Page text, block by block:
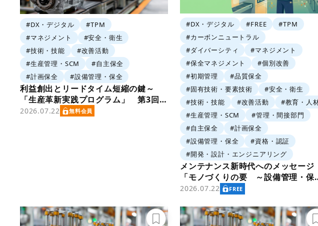
#DX・デジタル
#TPM
#マネジメント
#安全・衛生
#技術・技能
#改善活動
#生産管理・SCM
#自主保全
#計画保全
#設備管理・保全
利益創出とリードタイム短縮の鍵～
「生産革新実践プログラム」 第3回
「生産革新の実⾏フロー」
2026.07.22 無料会員
#DX・デジタル #FREE
#TPM
#カーボンニュートラル
#ダイバーシティ
#マネジメント
#保全マネジメント
#個別改善
#初期管理
#品質保全
#固有技術・要素技術
#安全・衛生
#技術・技能
#改善活動
#教育・人
#生産管理・SCM
#管理・間接部門
#自主保全
#計画保全
#設備管理・保全
#資格・認証
#開発・設計・エンジニアリング
メンテナンス新時代へのメッセージ
「モノづくりの要 ～設備管理・保
と価値創造～」
2026.07.22 FREE